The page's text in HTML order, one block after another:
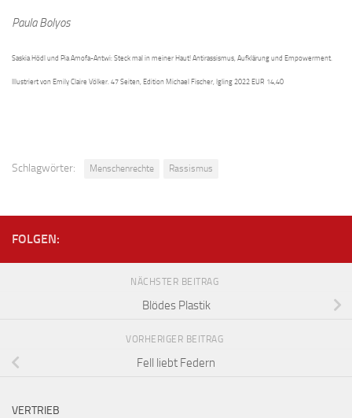
Paula Bolyos
Saskia Hödl und Pia Amofa-Antwi: Steck mal in meiner Haut! Antirassismus, Aufklärung und Empowerment.
Illustriert von Emily Claire Völker. 47 Seiten, Edition Michael Fischer, Igling 2022 EUR 14,40
Schlagwörter: Menschenrechte Rassismus
FOLGEN:
NÄCHSTER BEITRAG
Blödes Plastik
VORHERIGER BEITRAG
Fell liebt Federn
VERTRIEB